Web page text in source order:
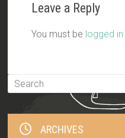
Leave a Reply
You must be logged in
ARCHIVES